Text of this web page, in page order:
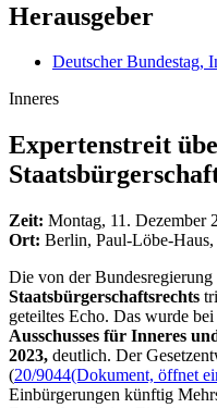
Herausgeber
Deutscher Bundestag,
Inneres
Expertenstreit
Staatsbürger
Zeit: Montag, 11. Dezember
Ort: Berlin, Paul-Löbe-Haus,
Die von der Bundesregierung
Staatsbürgerschaftsrechts
geteiltes Echo. Das wurde
Ausschusses für Inneres
2023, deutlich. Der
(20/9044(Dokument, öffnet
Einbürgerungen künftig